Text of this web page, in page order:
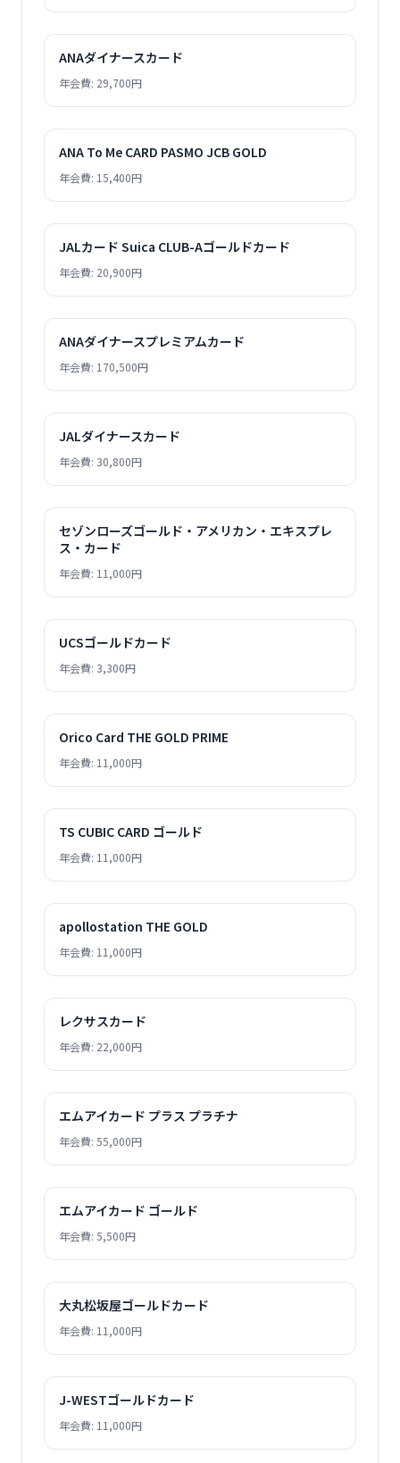
ANAダイナースカード
年会費: 29,700円
ANA To Me CARD PASMO JCB GOLD
年会費: 15,400円
JALカード Suica CLUB-Aゴールドカード
年会費: 20,900円
ANAダイナースプレミアムカード
年会費: 170,500円
JALダイナースカード
年会費: 30,800円
セゾンローズゴールド・アメリカン・エキスプレ
ス・カード
年会費: 11,000円
UCSゴールドカード
年会費: 3,300円
Orico Card THE GOLD PRIME
年会費: 11,000円
TS CUBIC CARD ゴールド
年会費: 11,000円
apollostation THE GOLD
年会費: 11,000円
レクサスカード
年会費: 22,000円
エムアイカード プラス プラチナ
年会費: 55,000円
エムアイカード ゴールド
年会費: 5,500円
大丸松坂屋ゴールドカード
年会費: 11,000円
J-WESTゴールドカード
年会費: 11,000円